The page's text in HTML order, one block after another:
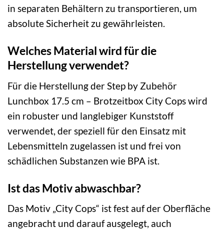
in separaten Behältern zu transportieren, um
absolute Sicherheit zu gewährleisten.
Welches Material wird für die
Herstellung verwendet?
Für die Herstellung der Step by Zubehör
Lunchbox 17.5 cm – Brotzeitbox City Cops wird
ein robuster und langlebiger Kunststoff
verwendet, der speziell für den Einsatz mit
Lebensmitteln zugelassen ist und frei von
schädlichen Substanzen wie BPA ist.
Ist das Motiv abwaschbar?
Das Motiv „City Cops“ ist fest auf der Oberfläche
angebracht und darauf ausgelegt, auch